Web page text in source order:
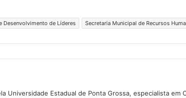
Desenvolvimento de Líderes Secretaria Municipal de Recursos
Universidade Estadual de Ponta Grossa, especialista em